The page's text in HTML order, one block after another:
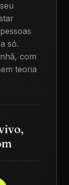
só.
com
teoria